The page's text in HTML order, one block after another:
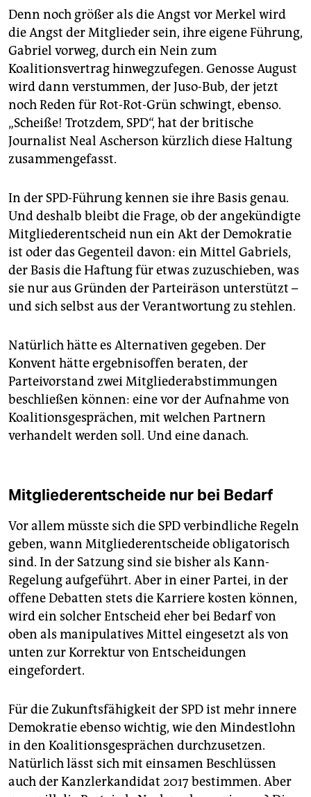
Denn noch größer als die Angst vor Merkel wird
die Angst der Mitglieder sein, ihre eigene Führung,
Gabriel vorweg, durch ein Nein zum
Koalitionsvertrag hinwegzufegen. Genosse August
wird dann verstummen, der Juso-Bub, der jetzt
noch Reden für Rot-Rot-Grün schwingt, ebenso.
„Scheiße! Trotzdem, SPD“, hat der britische
Journalist Neal Ascherson kürzlich diese Haltung
zusammengefasst.
In der SPD-Führung kennen sie ihre Basis genau.
Und deshalb bleibt die Frage, ob der angekündigte
Mitgliederentscheid nun ein Akt der Demokratie
ist oder das Gegenteil davon: ein Mittel Gabriels,
der Basis die Haftung für etwas zuzuschieben, was
sie nur aus Gründen der Parteiräson unterstützt –
und sich selbst aus der Verantwortung zu stehlen.
Natürlich hätte es Alternativen gegeben. Der
Konvent hätte ergebnisoffen beraten, der
Parteivorstand zwei Mitgliederabstimmungen
beschließen können: eine vor der Aufnahme von
Koalitionsgesprächen, mit welchen Partnern
verhandelt werden soll. Und eine danach.
Mitgliederentscheide nur bei Bedarf
Vor allem müsste sich die SPD verbindliche Regeln
geben, wann Mitgliederentscheide obligatorisch
sind. In der Satzung sind sie bisher als Kann-
Regelung aufgeführt. Aber in einer Partei, in der
offene Debatten stets die Karriere kosten können,
wird ein solcher Entscheid eher bei Bedarf von
oben als manipulatives Mittel eingesetzt als von
unten zur Korrektur von Entscheidungen
eingefordert.
Für die Zukunftsfähigkeit der SPD ist mehr innere
Demokratie ebenso wichtig, wie den Mindestlohn
in den Koalitionsgesprächen durchzusetzen.
Natürlich lässt sich mit einsamen Beschlüssen
auch der Kanzlerkandidat 2017 bestimmen. Aber